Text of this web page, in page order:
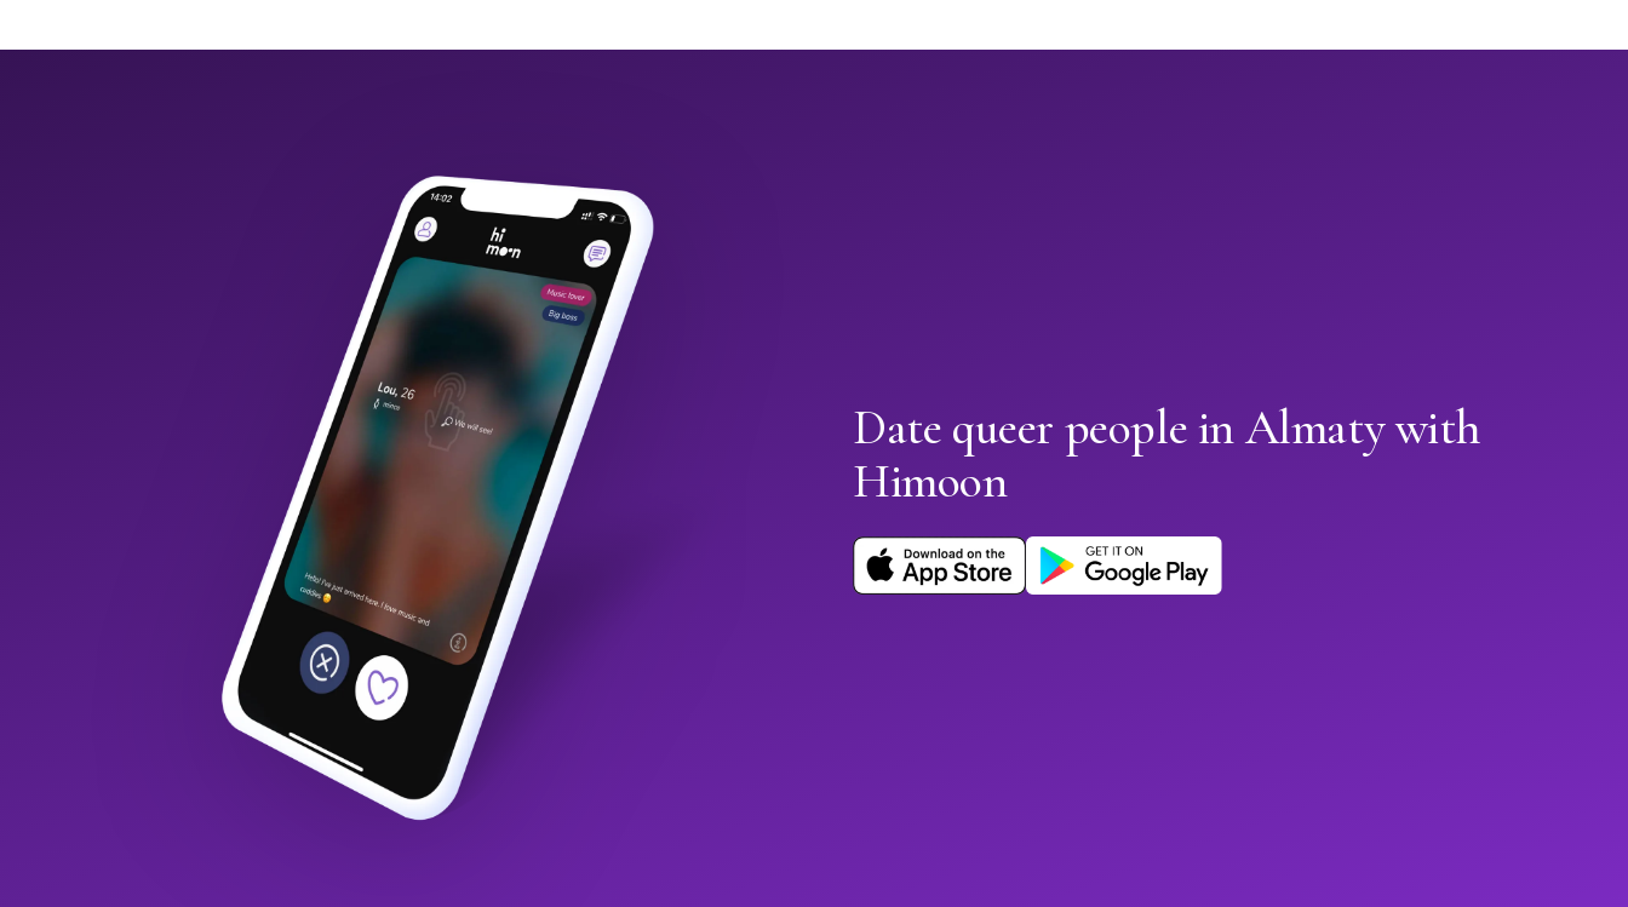
Date queer people in Almaty with
Himoon